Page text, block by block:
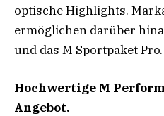
optische Highlights.
ermöglichen darüber
und das M Sportpaket Pro.
Hochwertige M
Angebot.